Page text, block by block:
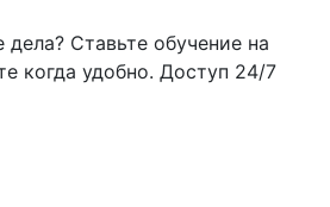
Ставьте обучение на
когда удобно. Доступ 24/7